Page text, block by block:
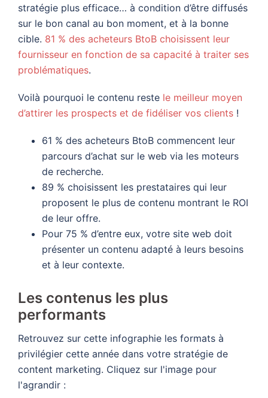
stratégie plus efficace… à condition d’être diffusés
sur le bon canal au bon moment, et à la bonne
cible. 81 % des acheteurs BtoB choisissent leur
fournisseur en fonction de sa capacité à traiter ses
problématiques.
Voilà pourquoi le contenu reste le meilleur moyen
d’attirer les prospects et de fidéliser vos clients !
61 % des acheteurs BtoB commencent leur
parcours d’achat sur le web via les moteurs
de recherche.
89 % choisissent les prestataires qui leur
proposent le plus de contenu montrant le ROI
de leur offre.
Pour 75 % d’entre eux, votre site web doit
présenter un contenu adapté à leurs besoins
et à leur contexte.
Les contenus les plus
performants
Retrouvez sur cette infographie les formats à
privilégier cette année dans votre stratégie de
content marketing. Cliquez sur l'image pour
l'agrandir :